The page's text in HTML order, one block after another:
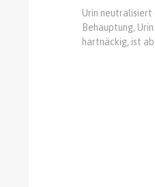
Urin neutralisiert
Behauptung,
hartnäckig, ist